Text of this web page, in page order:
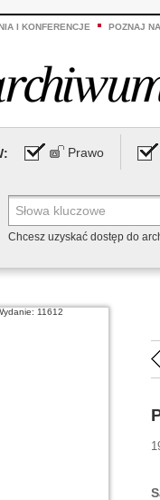
I KONFERENCJE POZNAJ
Prawo
Chcesz uzyskać dostęp do